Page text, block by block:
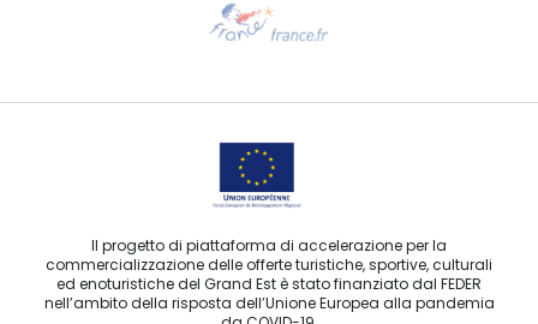
Contattaci per e-mail
Il progetto di piattaforma di accelerazione per la
commercializzazione delle offerte turistiche, sportive, culturali
ed enoturistiche del Grand Est è stato finanziato dal FEDER
nell’ambito della risposta dell’Unione Europea alla pandemia